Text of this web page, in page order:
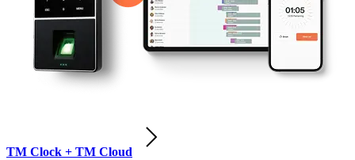
TM Clock + TM Cloud